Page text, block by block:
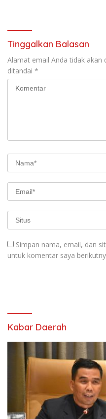
Tinggalkan Balasan
Alamat email Anda tidak akan
ditandai *
Simpan nama, email, dan
untuk komentar saya
Kabar Daerah